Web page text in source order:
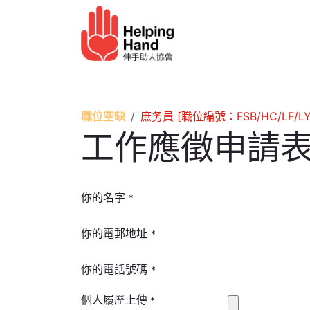
職位空缺 庶务員 [職位編號：FSB/HC/LF/
工作應徵申請
你的名字 *
你的電郵地址 *
你的電話號碼 *
個人履歷上傳 *